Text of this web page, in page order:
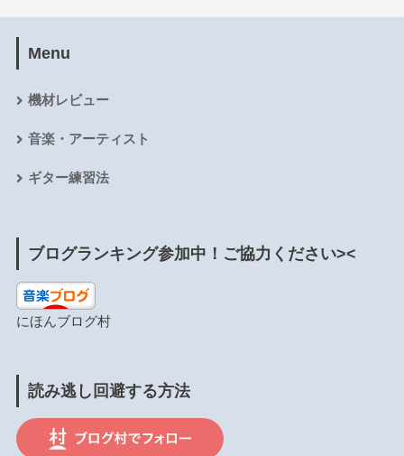
Menu
機材レビュー
音楽・アーティスト
ギター練習法
ブログランキング参加中！ご協力ください><
にほんブログ村
読み逃し回避する方法